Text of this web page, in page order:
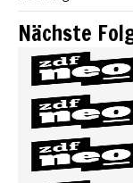
Nächste